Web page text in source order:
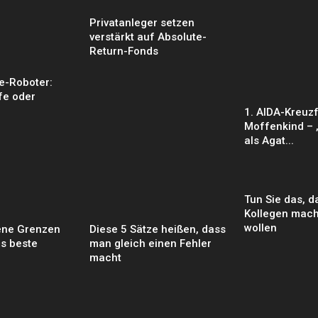
Roboter:
oder
Privatanleger setzen
verstärkt auf Absolute-
Return-Fonds
1. AIDA-
Moffenkind –
als Agat...
Grenzen
beste
Diese 5 Sätze heißen, dass
man gleich einen Fehler
macht
Tun Sie das,
Kollegen
wollen